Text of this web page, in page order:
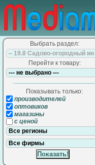
Выбрать раздел:
Перейти к товару:
Показывать только:
производителей
оптовиков
магазины
с ценой